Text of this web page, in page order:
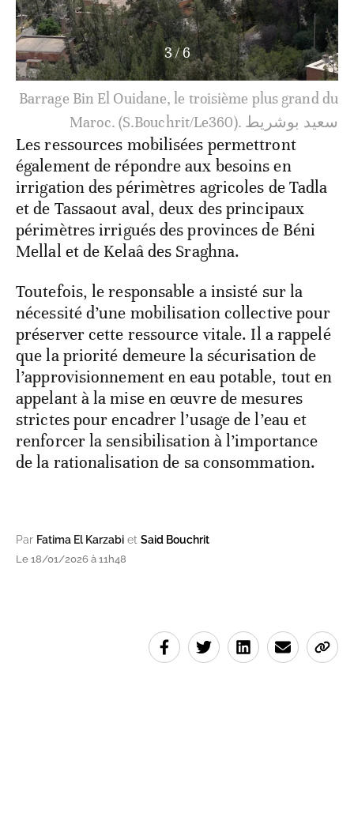
3/6
Barrage Bin El Ouidane, le troisième plus grand du
Maroc. (S.Bouchrit/Le360). سعيد بوشريط
Les ressources mobilisées permettront
également de répondre aux besoins en
irrigation des périmètres agricoles de Tadla
et de Tassaout aval, deux des principaux
périmètres irrigués des provinces de Béni
Mellal et de Kelaâ des Sraghna.
Toutefois, le responsable a insisté sur la
nécessité d’une mobilisation collective pour
préserver cette ressource vitale. Il a rappelé
que la priorité demeure la sécurisation de
l’approvisionnement en eau potable, tout en
appelant à la mise en œuvre de mesures
strictes pour encadrer l’usage de l’eau et
renforcer la sensibilisation à l’importance
de la rationalisation de sa consommation.
Par Fatima El Karzabi et Said Bouchrit
Le 18/01/2026 à 11h48